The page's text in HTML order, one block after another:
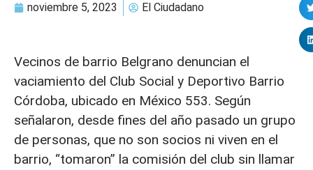
noviembre 5, 2023 El Ciudadano
Vecinos de barrio Belgrano denuncian el
vaciamiento del Club Social y Deportivo Barrio
Córdoba, ubicado en México 553. Según
señalaron, desde fines del año pasado un grupo
de personas, que no son socios ni viven en el
barrio, “tomaron” la comisión del club sin llamar